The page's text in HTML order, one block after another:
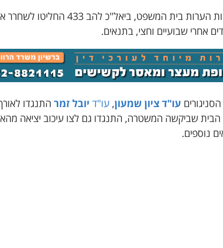
בעקבות הערות בית המשפט, ביאל"כ להב 433 החליטו
אחרי שבועיים וחצי, בתנאים.
עו"ד ציון שמעון,עו"ד יובל זמר התנגדו
שביקשה המשטרה, התנגדו גם לצו עיכוב יציאה
נוספים.